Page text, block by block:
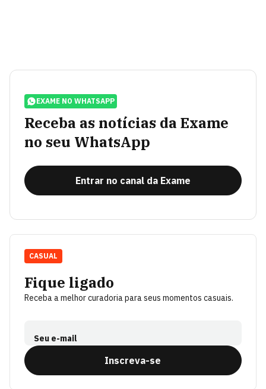
EXAME NO WHATSAPP
Receba as notícias da Exame
no seu WhatsApp
Entrar no canal da Exame
Fique ligado
Receba a melhor curadoria para seus momentos casuais.
Seu e-mail
Inscreva-se
CASUAL